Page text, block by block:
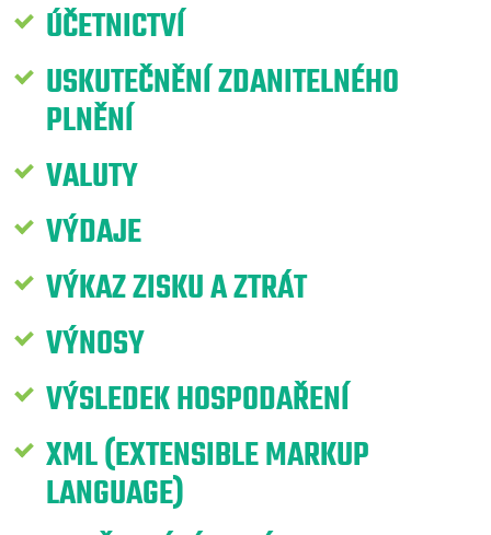
ÚČETNICTVÍ
USKUTEČNĚNÍ ZDANITELNÉHO
PLNĚNÍ
VALUTY
VÝDAJE
VÝKAZ ZISKU A ZTRÁT
VÝNOSY
VÝSLEDEK HOSPODAŘENÍ
XML (EXTENSIBLE MARKUP
LANGUAGE)